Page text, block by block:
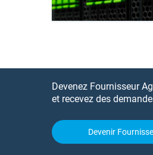
Devenez Fournisseur
et recevez des
Devenir